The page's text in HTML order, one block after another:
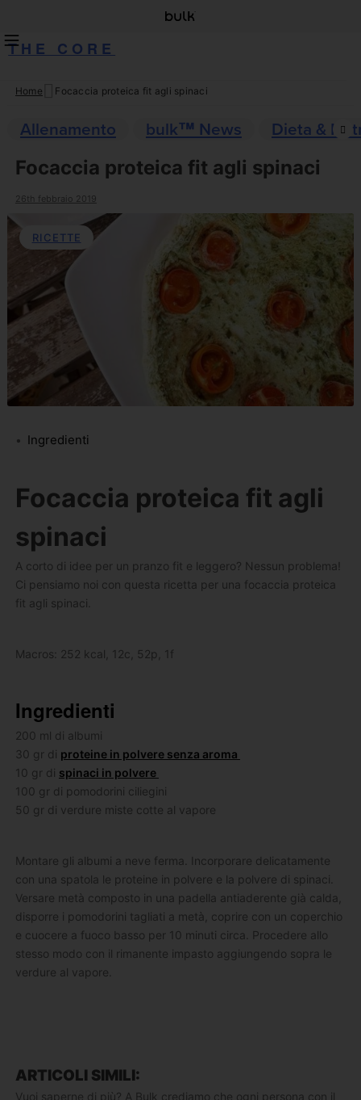
THE CORE
Skip
content
Home Focaccia proteica fit agli spinaci
Allenamento bulk™ News
Dieta &
Focaccia proteica fit agli spinaci
26th febbraio 2019
RICETTE
Ingredienti
Focaccia proteica fit agli
spinaci
A corto di idee per un pranzo fit e leggero? Nessun problema!
Ci pensiamo noi con questa ricetta per una focaccia proteica
fit agli spinaci.
Macros: 252 kcal, 12c, 52p, 1f
Ingredienti
200 ml di albumi
30 gr di proteine in polvere senza aroma
10 gr di spinaci in polvere
100 gr di pomodorini ciliegini
50 gr di verdure miste cotte al vapore
Montare gli albumi a neve ferma. Incorporare delicatamente
con una spatola le proteine in polvere e la polvere di spinaci.
Versare metà composto in una padella antiaderente già calda,
disporre i pomodorini tagliati a metà, coprire con un coperchio
e cuocere a fuoco basso per 10 minuti circa. Procedere allo
stesso modo con il rimanente impasto aggiungendo sopra le
verdure al vapore.
ARTICOLI SIMILI:
Vuoi saperne di più? A Bulk crediamo che ogni persona con il